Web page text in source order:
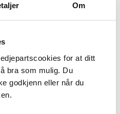
Om
for at ditt
bra som mulig. Du
godkjenn eller når du
Luxury